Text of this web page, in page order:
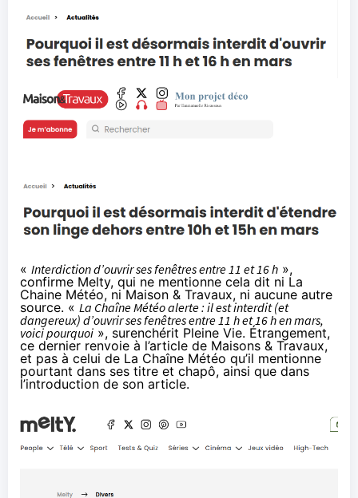
« Interdiction d’ouvrir ses fenêtres entre 11 et 16 h »,
confirme Melty, qui ne mentionne cela dit ni La
Chaine Météo, ni Maison & Travaux, ni aucune autre
source. « La Chaîne Météo alerte : il est interdit (et
dangereux) d’ouvrir ses fenêtres entre 11 h et 16 h en mars,
voici pourquoi », surenchérit Pleine Vie. Étrangement,
ce dernier renvoie à l’article de Maisons & Travaux,
et pas à celui de La Chaîne Météo qu’il mentionne
pourtant dans ses titre et chapô, ainsi que dans
l’introduction de son article.